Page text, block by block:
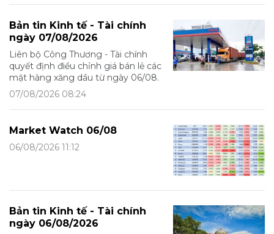
Bản tin Kinh tế - Tài chính
ngày 07/08/2026
Liên bộ Công Thương - Tài chính
quyết định điều chỉnh giá bán lẻ các
mặt hàng xăng dầu từ ngày 06/08.
07/08/2026 08:24
Market Watch 06/08
06/08/2026 11:12
Bản tin Kinh tế - Tài chính
ngày 06/08/2026